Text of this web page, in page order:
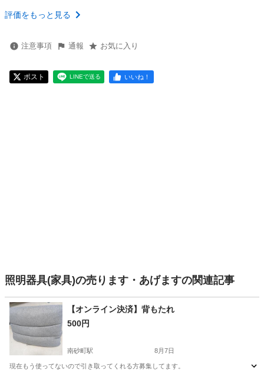
評価をもっと見る
注意事項 通報 お気に入り
ポスト LINEで送る いいね！
照明器具(家具)の売ります・あげますの関連記事
【オンライン決済】背もたれ
500円
南砂町駅 8月7日
現在もう使ってないので引き取ってくれる方募集してます。